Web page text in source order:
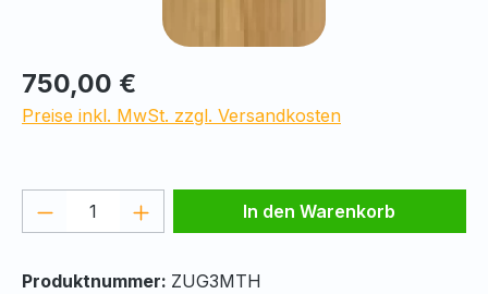
Regulärer Preis:
750,00 €
Preise inkl. MwSt. zzgl. Versandkosten
Produkt Anzahl: Gib denIn den Warenkorb
Produktnummer: ZUG3MTH